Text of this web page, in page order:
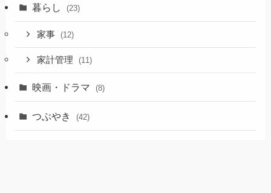
暮らし (23)
家事 (12)
家計管理 (11)
映画・ドラマ (8)
つぶやき (42)